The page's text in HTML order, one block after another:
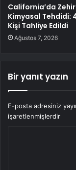
California’da
Kimyasal Tehdidi:
Kişi Tahliye Edildi
Ağustos 7, 2026
Bir yanıt yazın
E-posta adresiniz
işaretlenmişlerdir